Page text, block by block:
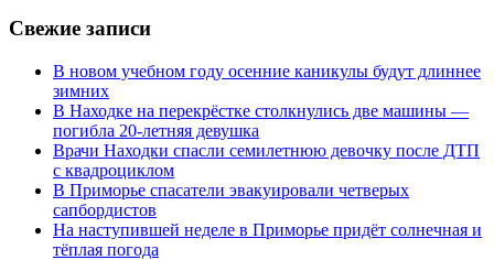
Свежие записи
В новом учебном году осенние каникулы будут длиннее
зимних
В Находке на перекрёстке столкнулись две машины —
погибла 20-летняя девушка
Врачи Находки спасли семилетнюю девочку после ДТП
с квадроциклом
В Приморье спасатели эвакуировали четверых
сапбордистов
На наступившей неделе в Приморье придёт солнечная и
тёплая погода